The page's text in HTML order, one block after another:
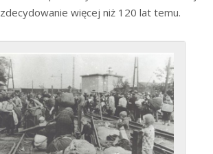
zdecydowanie więcej niż 120 lat temu.